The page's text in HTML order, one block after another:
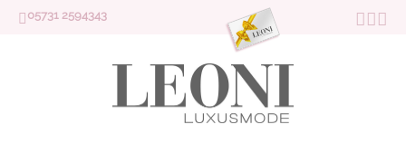
Zum Hauptinhalt springen
05731 2594343